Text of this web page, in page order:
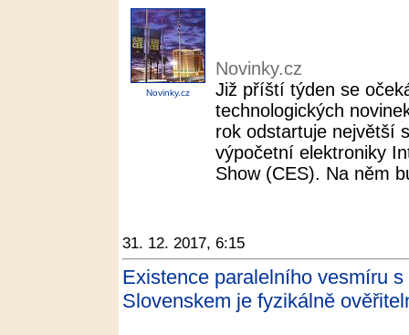
Novinky.cz
Novinky.cz
Již příští týden se
technologických
rok odstartuje největší
výpočetní elektroniky
Show (CES). Na něm
31. 12. 2017, 6:15
Existence paralelního vesmíru
Slovenskem je fyzikálně